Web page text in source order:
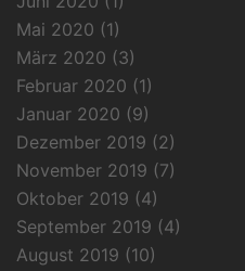
Mai 2020 (1)
März 2020 (3)
Februar 2020 (1)
Januar 2020 (9)
Dezember 2019 (2)
November 2019 (7)
Oktober 2019 (4)
September 2019 (4)
August 2019 (10)